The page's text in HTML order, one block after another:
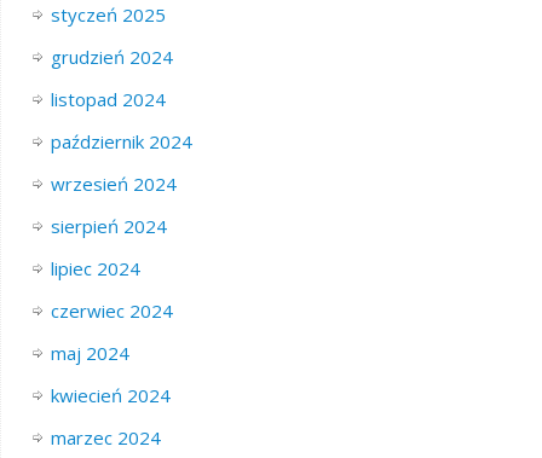
styczeń 2025
grudzień 2024
listopad 2024
październik 2024
wrzesień 2024
sierpień 2024
lipiec 2024
czerwiec 2024
maj 2024
kwiecień 2024
marzec 2024